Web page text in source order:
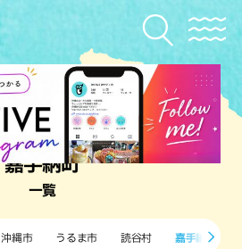
嘉手納町
一覧
沖縄市 うるま市 読谷村 嘉手納町